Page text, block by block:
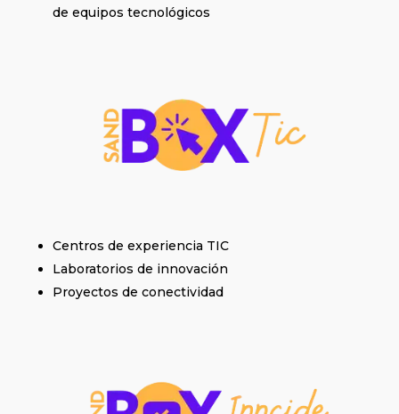
de equipos tecnológicos
Centros de experiencia TIC
Laboratorios de innovación
Proyectos de conectividad